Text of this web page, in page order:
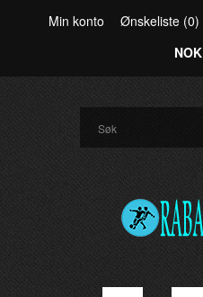
Min konto Ønskeliste (0)
NOK